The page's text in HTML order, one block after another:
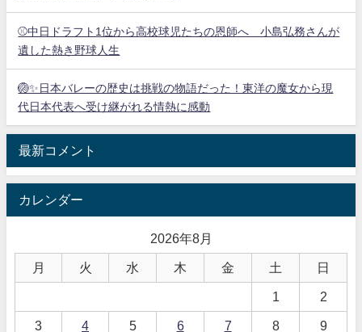
⚾中日ドラフト1位から高校球児たちの恩師へ 小島弘務さんが
遺した熱き野球人生
🏐✨日本バレーの歴史は挑戦の物語だった！東洋の魔女から現
代日本代表へ受け継がれる情熱に感動
最新コメント
カレンダー
2026年8月
月 火 水 木 金 土 日
1 2
3 4 5 6 7 8 9